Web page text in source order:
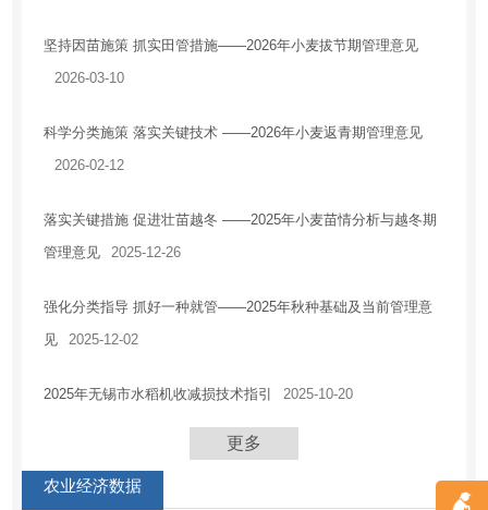
安全生产
农业供给侧改革
法治政府建设工作情况报告
坚持因苗施策 抓实田管措施——2026年小麦拔节期管理意见
2026-03-10
科学分类施策 落实关键技术 ——2026年小麦返青期管理意见
2026-02-12
落实关键措施 促进壮苗越冬 ——2025年小麦苗情分析与越冬期
管理意见
2025-12-26
强化分类指导 抓好一种就管——2025年秋种基础及当前管理意
见
2025-12-02
2025年无锡市水稻机收减损技术指引 2025-10-20
更多
农业经济数据